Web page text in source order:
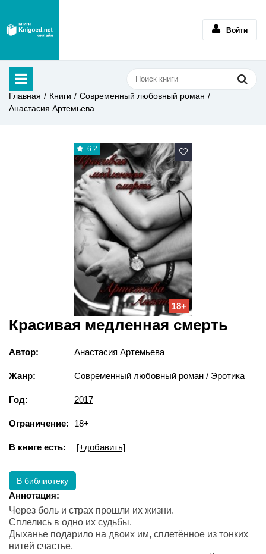
Войти
Главная Книги
Современный любовный роман
Анастасия Артемьева
6.2
18+
Красивая медленная смерть
Автор: Анастасия Артемьева
Жанр: Современный любовный роман / Эротика
Год: 2017
Ограничение: 18+
В книге есть: [+добавить]
В библиотеку
Аннотация:
Через боль и страх прошли их жизни.
Сплелись в одно их судьбы.
Дыханье подарило на двоих им, сплетённое из тонких
нитей счастье.